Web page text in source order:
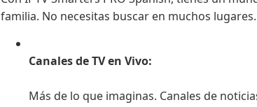
familia. No necesitas buscar en muchos
Canales de TV en Vivo:
Más de lo que imaginas. Canales de